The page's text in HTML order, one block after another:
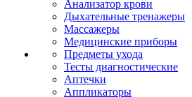
Анализатор крови
Дыхательные тренажеры
Массажеры
Медицинские приборы
Предметы ухода
Тесты диагностические
Аптечки
Аппликаторы